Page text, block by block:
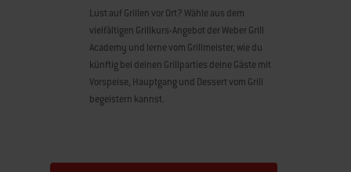
Schüler
Studenten
Lust auf Grillen vor Ort? Wähle aus dem
vielfältigen Grillkurs-Angebot der Weber Grill
Academy und lerne vom Grillmeister, wie du
künftig bei deinen Grillparties deine Gäste mit
Vorspeise, Hauptgang und Dessert vom Grill
begeistern kannst.